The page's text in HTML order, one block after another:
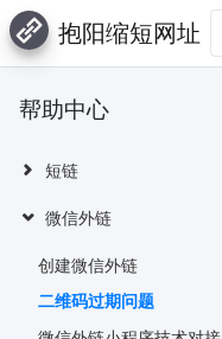
抱阳缩短网址
帮助中心
短链
微信外链
创建微信外链
二维码过期问题